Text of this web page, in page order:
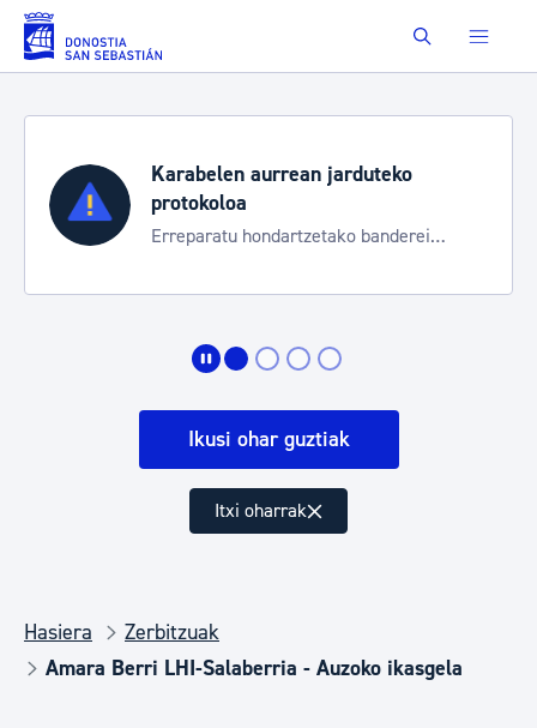
Eduki nagusira joan Buscar
Karabelen aurrean jarduteko
protokoloa
Erreparatu hondartzetako banderei
Ikusi ohar guztiak
Itxi oharrak
Hasiera
Zerbitzuak
Amara Berri LHI-Salaberria - Auzoko ikasgela